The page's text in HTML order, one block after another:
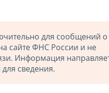
для сообщений о
сайте ФНС России и не
Информация
сведения.